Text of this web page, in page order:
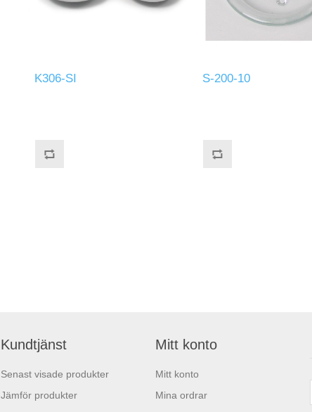
K306-SI S-200-10
Kundtjänst
Senast visade produkter
Jämför produkter
Mitt konto
Mitt konto
Mina ordrar